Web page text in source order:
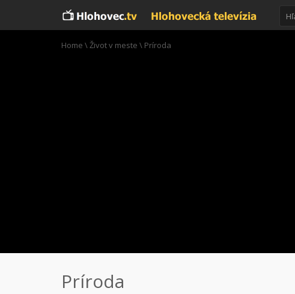
Home \Život v meste \ Príroda
Príroda